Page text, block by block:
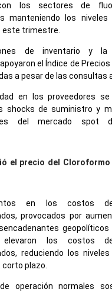
los sectores de
manteniendo los niveles
este trimestre.
de inventario y la
el Índice de
a pesar de las consultas
en los proveedores
shocks de suministro y
del mercado spot
el precio del Cloroformo
en los costos de
provocados por
geopolíticos
los costos de
reduciendo los
plazo.
operación normales